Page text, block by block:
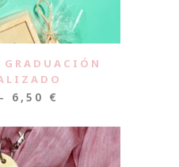
GRADUACIÓN
6,50 €